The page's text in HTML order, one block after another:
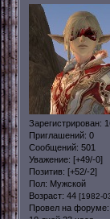
Зарегистрирован:
Приглашений: 0
Сообщений: 501
Уважение: [+49/-0]
Позитив: [+52/-2]
Пол: Мужской
Возраст: 44 [1982-
Провел на форуме: